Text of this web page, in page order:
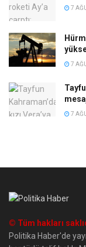
7
7
7
© Tüm hakları
Politika Haber'de